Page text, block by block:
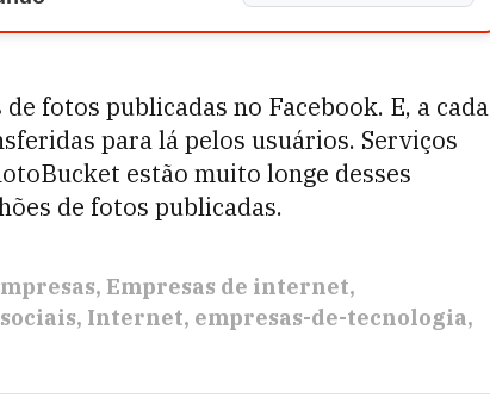
fotos publicadas no Facebook. E, a cada
para lá pelos usuários. Serviços
estão muito longe desses
de fotos publicadas.
Empresas de internet
Internet empresas-de-tecnologia